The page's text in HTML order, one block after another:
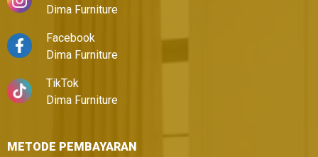
Dima Furniture
Facebook
Dima Furniture
TikTok
Dima Furniture
METODE PEMBAYARAN